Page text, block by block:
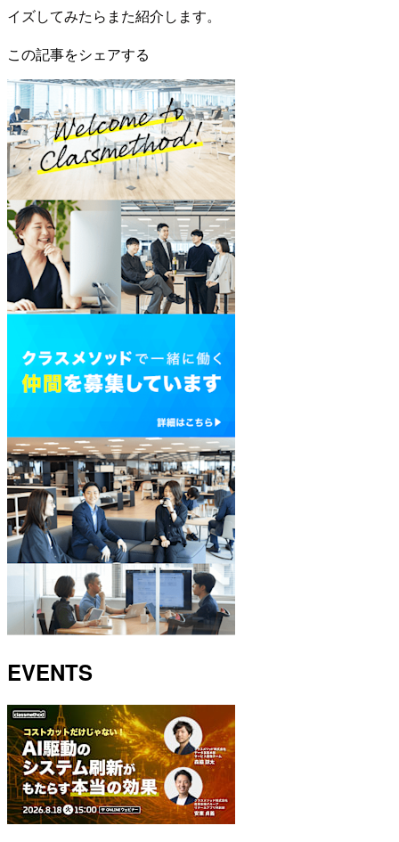
イズしてみたらまた紹介します。
この記事をシェアする
EVENTS